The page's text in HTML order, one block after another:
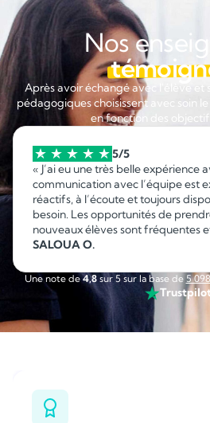
Nos
Après avoir échangé avec l'élève et
pédagogiques choisissent avec soin
en fonction des
5/5
« J’ai eu une très belle expérience
communication avec l’équipe est
réactifs, à l’écoute et toujours
besoin. Les opportunités de
nouveaux élèves sont fréquentes
fonction de mes disponibilités, ce
sérieuse, flexible et agréable que
hésitation. »
SALOUA O.
Une note de4,8sur 5 sur la base de 5
Soutien scolaire